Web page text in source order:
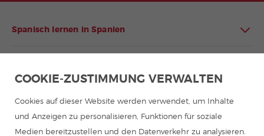
Spanisch lernen in Spanien
Sommercamps in Spanien
COOKIE-ZUSTIMMUNG VERWALTEN
Cookies auf dieser Website werden verwendet, um Inhalte
und Anzeigen zu personalisieren, Funktionen für soziale
Medien bereitzustellen und den Datenverkehr zu analysieren.